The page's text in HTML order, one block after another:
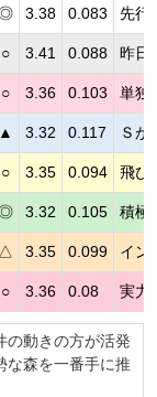
3.38 0.083 先行
○ 3.41 0.088 昨日
○ 3.36 0.103 単独
▲ 3.32 0.117 Ｓが
○ 3.35 0.094 飛び
3.32 0.105 積極
△ 3.35 0.099 イン
○ 3.36 0.08 実力
の動きの方が活発
な森を一番手に推